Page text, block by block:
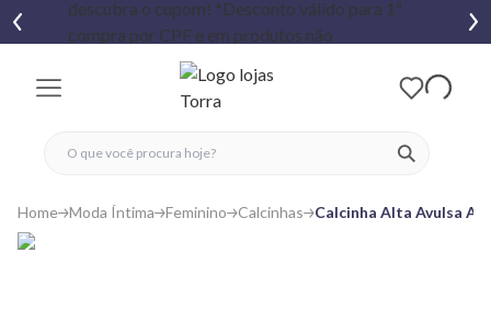
ver
fechar menu
fechar menu
favoritos
Home Moda Íntima Feminino Calcinhas Calcinha Alta Avulsa